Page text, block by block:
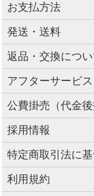
お支払方法
発送・送料
返品・交換につい
アフターサービス
公費掛売（代金後
採用情報
特定商取引法に
利用規約